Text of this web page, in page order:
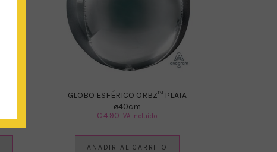
GLOBO ESFÉRICO ORBZ™ PLATA
ø40cm
€4.90 IVA Incluido
AÑADIR AL CARRITO